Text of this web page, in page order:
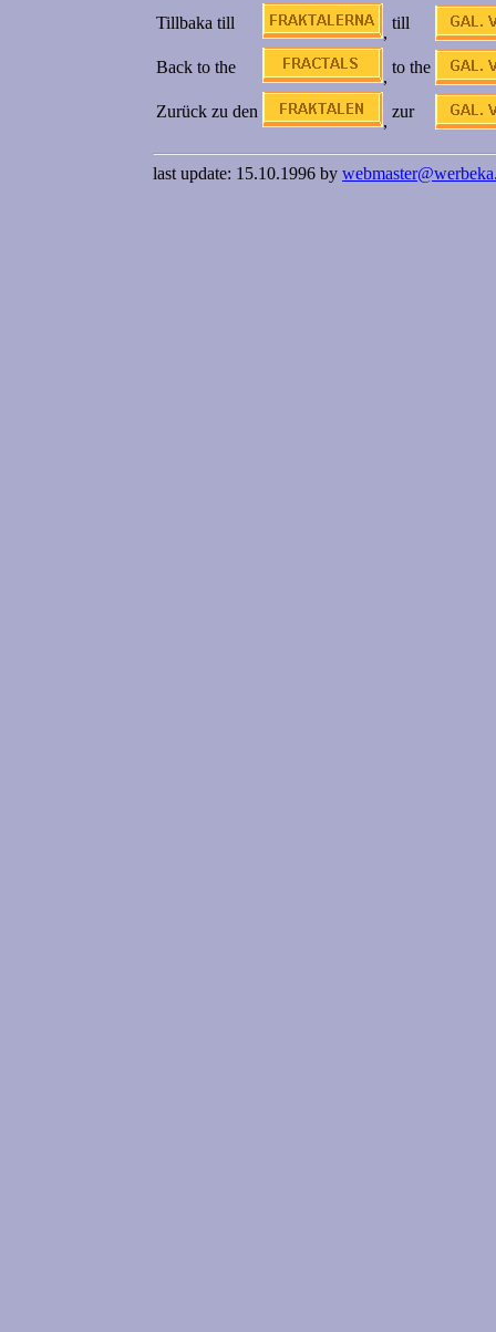
Tillbaka till
,
till
Back to the
,
to the
Zurück zu den
,
zur
last update: 15.10.1996 by